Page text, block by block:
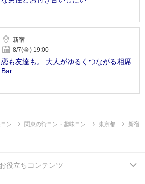
新宿
8/7(金) 19:00
恋も友達も。 大人がゆるくつながる相席
Bar
ン 関東の街コン・趣味コン 東京都 新宿
お役立ちコンテンツ